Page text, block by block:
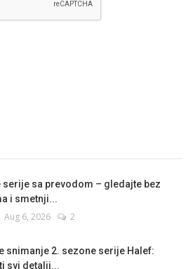
serije sa prevodom – gledajte bez
i smetnji...
Aug 6, 2026 2
snimanje 2. sezone serije Halef:
svi detalji...